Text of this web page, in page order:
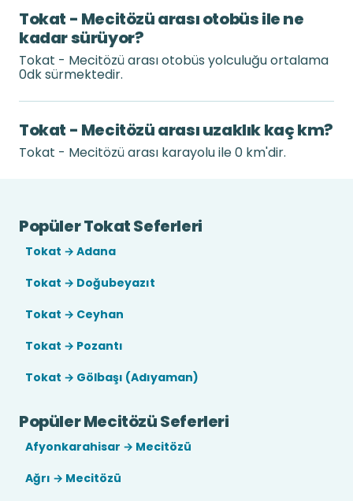
Tokat - Mecitözü arası otobüs ile ne
kadar sürüyor?
Tokat - Mecitözü arası otobüs yolculuğu ortalama
0dk sürmektedir.
Tokat - Mecitözü arası uzaklık kaç km?
Tokat - Mecitözü arası karayolu ile 0 km'dir.
Popüler Tokat Seferleri
Tokat → Adana
Tokat → Doğubeyazıt
Tokat → Ceyhan
Tokat → Pozantı
Tokat → Gölbaşı (Adıyaman)
Popüler Mecitözü Seferleri
Afyonkarahisar → Mecitözü
Ağrı → Mecitözü